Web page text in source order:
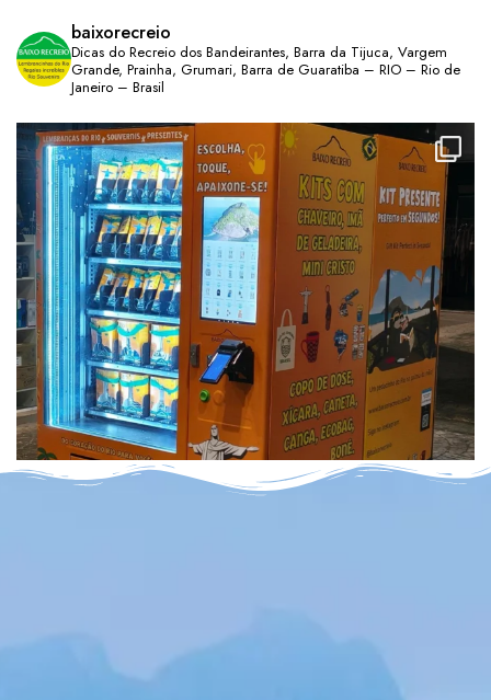
baixorecreio
Dicas do Recreio dos Bandeirantes, Barra da Tijuca, Vargem
Grande, Prainha, Grumari, Barra de Guaratiba – RIO – Rio de
Janeiro – Brasil